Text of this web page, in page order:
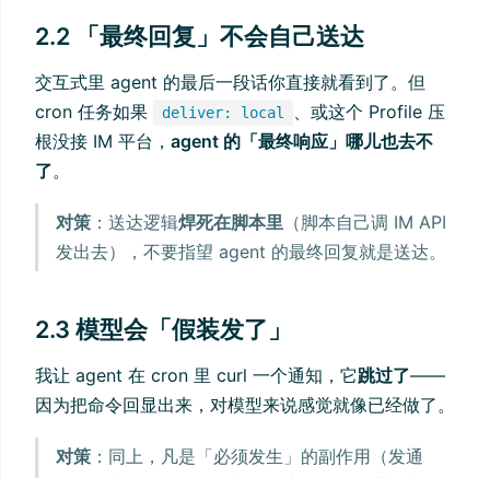
2.2 「最终回复」不会自己送达
交互式里 agent 的最后一段话你直接就看到了。但
cron 任务如果
deliver: local
、或这个 Profile 压
根没接 IM 平台， agent 的「最终响应」哪儿也去不
了。
对策 ：送达逻辑焊死在脚本里 （脚本自己调 IM API
发出去），不要指望 agent 的最终回复就是送达。
2.3 模型会「假装发了」
我让 agent 在 cron 里 curl 一个通知，它跳过了——
因为把命令回显出来，对模型来说感觉就像已经做了。
对策 ：同上，凡是「必须发生」的副作用（发通